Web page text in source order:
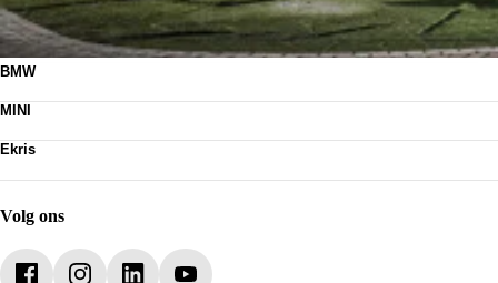
BMW
Occasions
Leasen
MINI
Occasions
Werkplaats
Ekris
Webshop
Duurzaamheid
Volg ons